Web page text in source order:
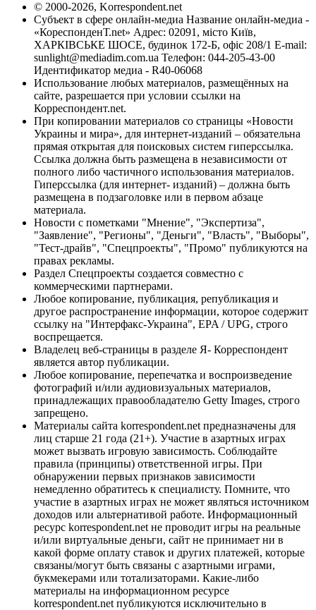
© 2000-2026, Korrespondent.net
Субъект в сфере онлайн-медиа Название онлайн-медиа -
«КореспонденТ.net» Адрес: 02091, місто Київ,
ХАРКІВСЬКЕ ШОСЕ, будинок 172-Б, офіс 208/1 E-mail:
sunlight@mediadim.com.ua Телефон: 044-205-43-00
Идентификатор медиа - R40-06068
Использование любых материалов, размещённых на
сайте, разрешается при условии ссылки на
Корреспондент.net.
При копировании материалов со страницы «Новости
Украины и мира», для интернет-изданий – обязательна
прямая открытая для поисковых систем гиперссылка.
Ссылка должна быть размещена в независимости от
полного либо частичного использования материалов.
Гиперссылка (для интернет- изданий) – должна быть
размещена в подзаголовке или в первом абзаце
материала.
Новости с пометками "Мнение", "Экспертиза",
"Заявление", "Регионы", "Деньги", "Власть", "Выборы",
"Тест-драйв", "Спецпроекты", "Промо" публикуются на
правах рекламы.
Раздел Спецпроекты создается совместно с
коммерческими партнерами.
Любое копирование, публикация, републикация и
другое распространение информации, которое содержит
ссылку на "Интерфакс-Украина", EPA / UPG, строго
воспрещается.
Владелец веб-страницы в разделе Я- Корреспондент
является автор публикации.
Любое копирование, перепечатка и воспроизведение
фотографий и/или аудиовизуальных материалов,
принадлежащих правообладателю Getty Images, строго
запрещено.
Материалы сайта korrespondent.net предназначены для
лиц старше 21 года (21+). Участие в азартных играх
может вызвать игровую зависимость. Соблюдайте
правила (принципы) ответственной игры. При
обнаружении первых признаков зависимости
немедленно обратитесь к специалисту. Помните, что
участие в азартных играх не может являться источником
доходов или альтернативой работе. Информационный
ресурс korrespondent.net не проводит игры на реальные
и/или виртуальные деньги, сайт не принимает ни в
какой форме оплату ставок и других платежей, которые
связаны/могут быть связаны с азартными играми,
букмекерами или тотализаторами. Какие-либо
материалы на информационном ресурсе
korrespondent.net публикуются исключительно в